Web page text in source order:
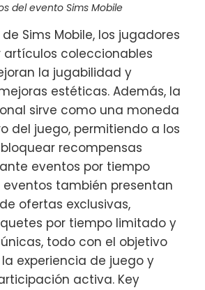
del evento Sims Mobile
Sims Mobile, los jugadores
coleccionables
la jugabilidad y
estéticas. Además, la
sirve como una moneda
del juego, permitiendo a los
recompensas
eventos por tiempo
eventos también presentan
ofertas exclusivas,
por tiempo limitado y
todo con el objetivo
experiencia de juego y
activa. Key